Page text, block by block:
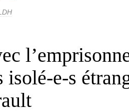
isolé-e-s